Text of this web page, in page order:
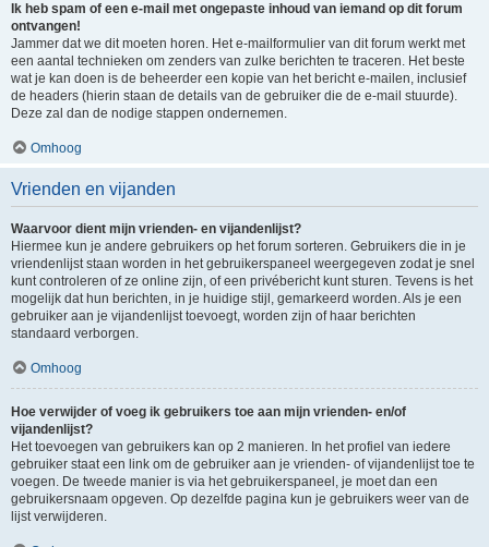
Ik heb spam of een e-mail met ongepaste inhoud van iemand op dit forum
ontvangen!
Jammer dat we dit moeten horen. Het e-mailformulier van dit forum werkt met
een aantal technieken om zenders van zulke berichten te traceren. Het beste
wat je kan doen is de beheerder een kopie van het bericht e-mailen, inclusief
de headers (hierin staan de details van de gebruiker die de e-mail stuurde).
Deze zal dan de nodige stappen ondernemen.
Omhoog
Vrienden en vijanden
Waarvoor dient mijn vrienden- en vijandenlijst?
Hiermee kun je andere gebruikers op het forum sorteren. Gebruikers die in je
vriendenlijst staan worden in het gebruikerspaneel weergegeven zodat je snel
kunt controleren of ze online zijn, of een privébericht kunt sturen. Tevens is het
mogelijk dat hun berichten, in je huidige stijl, gemarkeerd worden. Als je een
gebruiker aan je vijandenlijst toevoegt, worden zijn of haar berichten
standaard verborgen.
Omhoog
Hoe verwijder of voeg ik gebruikers toe aan mijn vrienden- en/of
vijandenlijst?
Het toevoegen van gebruikers kan op 2 manieren. In het profiel van iedere
gebruiker staat een link om de gebruiker aan je vrienden- of vijandenlijst toe te
voegen. De tweede manier is via het gebruikerspaneel, je moet dan een
gebruikersnaam opgeven. Op dezelfde pagina kun je gebruikers weer van de
lijst verwijderen.